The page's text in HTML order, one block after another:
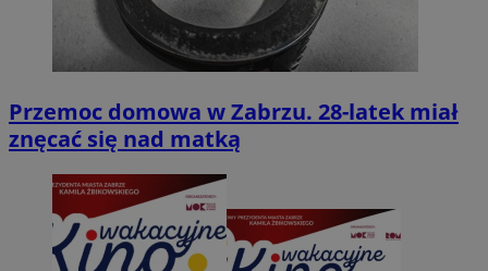
Przemoc domowa w Zabrzu. 28-latek miał
znęcać się nad matką